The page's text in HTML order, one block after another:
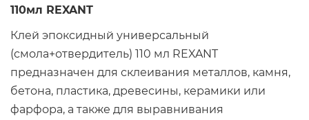
110мл REXANT
Клей эпоксидный универсальный
(смола+отвердитель) 110 мл REXANT
предназначен для склеивания металлов, камня,
бетона, пластика, древесины, керамики или
фарфора, а также для выравнивания